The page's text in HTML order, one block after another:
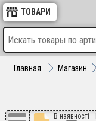
ТОВАРИ
Главная Магазин
В наявності